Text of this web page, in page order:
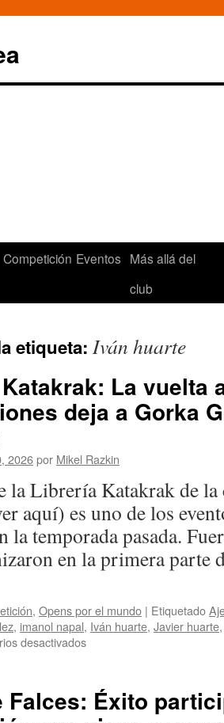
Competición Eventos Más allá del
club
etiqueta: Iván huarte
La vuelta
deja a Gorka
2026por Mikel Razkin
la Librería Katakrak de la
aquí) es uno de los
la temporada pasada.
en la primera
, Opens por el mundo | Etiquetado
, imanol napal, Iván huarte, Javier huarte
desactivadosen
Katakrak:
Falces: Éxito